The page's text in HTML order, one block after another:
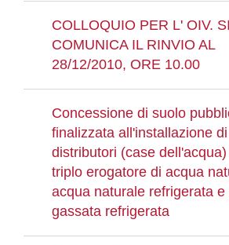
COLLOQUIO PER L' OIV. SI
COMUNICA IL RINVIO AL
28/12/2010, ORE 10.00
Concessione di suolo
finalizzata all'installazione di
distributori (case
triplo erogatore di acqua
acqua naturale refrigerata e
gassata refrigerata